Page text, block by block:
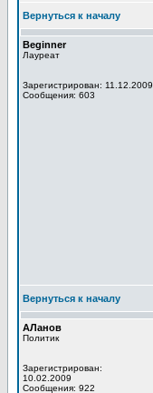
Вернуться к началу
Beginner
Лауреат
Зарегистрирован: 11.12.2009
Сообщения: 603
Вернуться к началу
АЛанов
Политик
Зарегистрирован:
10.02.2009
Сообщения: 922